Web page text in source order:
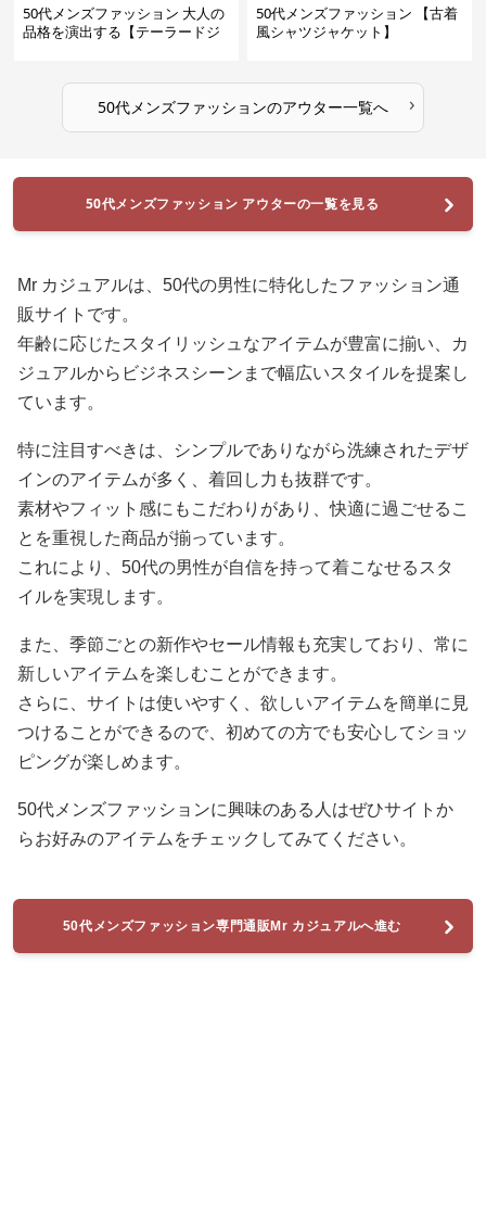
50代メンズファッション 大人の
品格を演出する【テーラードジ
50代メンズファッション 【古着
風シャツジャケット】
50代メンズファッションのアウター一覧へ ›
50代メンズファッション アウターの一覧を見る
Mr カジュアルは、50代の男性に特化したファッション通
販サイトです。
年齢に応じたスタイリッシュなアイテムが豊富に揃い、カ
ジュアルからビジネスシーンまで幅広いスタイルを提案し
ています。
特に注目すべきは、シンプルでありながら洗練されたデザ
インのアイテムが多く、着回し力も抜群です。
素材やフィット感にもこだわりがあり、快適に過ごせるこ
とを重視した商品が揃っています。
これにより、50代の男性が自信を持って着こなせるスタ
イルを実現します。
また、季節ごとの新作やセール情報も充実しており、常に
新しいアイテムを楽しむことができます。
さらに、サイトは使いやすく、欲しいアイテムを簡単に見
つけることができるので、初めての方でも安心してショッ
ピングが楽しめます。
50代メンズファッションに興味のある人はぜひサイトか
らお好みのアイテムをチェックしてみてください。
50代メンズファッション専門通販Mr カジュアルへ進む